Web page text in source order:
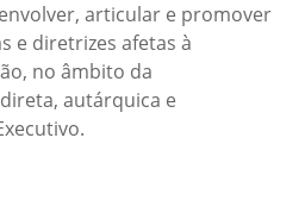
articular e promover
e diretrizes afetas à
no âmbito da
autárquica e